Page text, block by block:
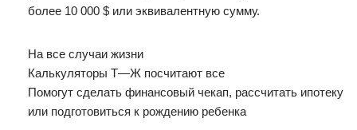
более 10 000 $ или эквивалентную сумму.
На все случаи жизни
Калькуляторы Т—Ж посчитают все
Помогут сделать финансовый чекап, рассчитать ипотеку
или подготовиться к рождению ребенка